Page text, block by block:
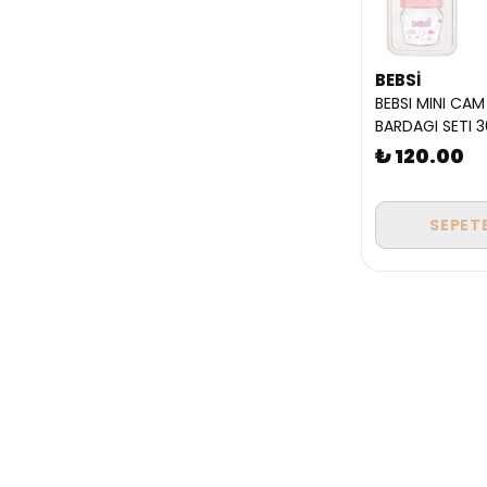
BEBSİ
BEBSI MINI
BARDAGI SETI
₺ 120.00